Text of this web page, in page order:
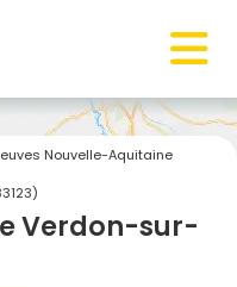
Nouvelle-Aquitaine
Verdon-sur-